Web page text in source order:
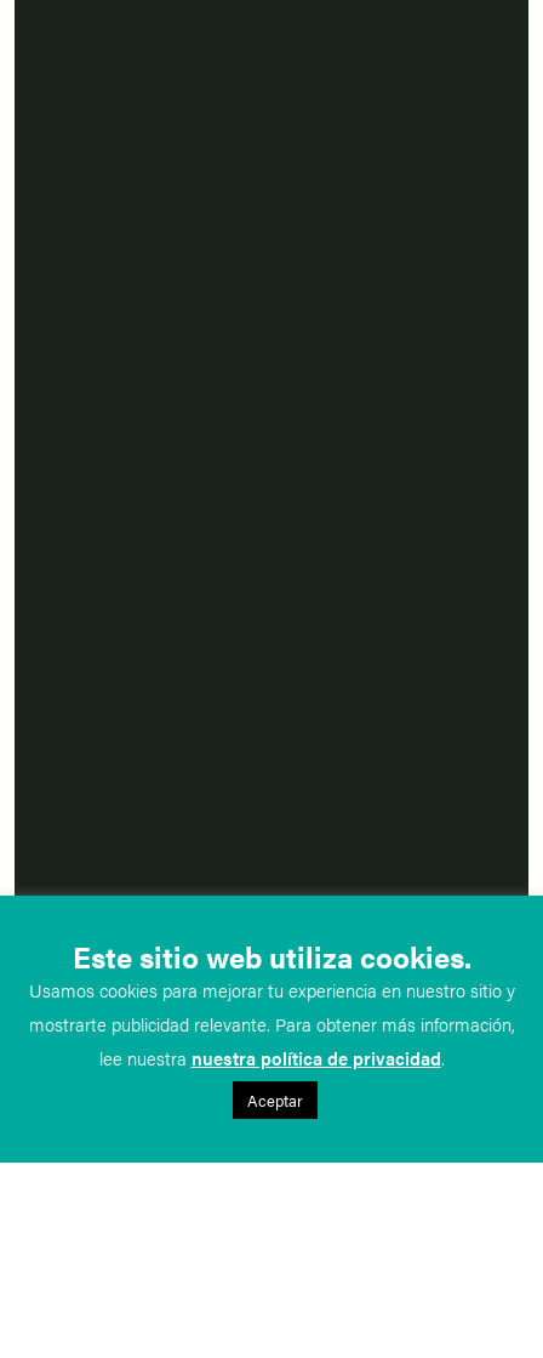
Este sitio web utiliza cookies.
Usamos cookies para mejorar tu experiencia en nuestro sitio y
mostrarte publicidad relevante. Para obtener más información,
lee nuestra nuestra política de privacidad.
Aceptar